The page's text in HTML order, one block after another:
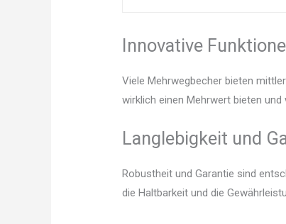
Innovative
Viele Mehrwegbecher bieten
wirklich einen Mehrwert bieten
Langlebigkeit und
Robustheit und Garantie sind
die Haltbarkeit und die